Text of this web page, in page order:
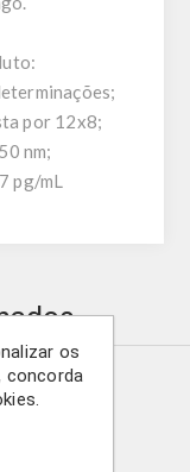
por 12x8;
nm;
pg/mL
os
concorda